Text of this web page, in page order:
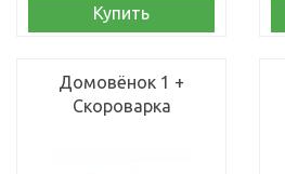
Купить
Домовёнок 1 +
Скороварка